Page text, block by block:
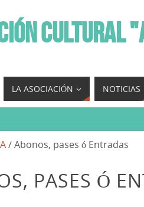
CULTURAL
LA ASOCIACIÓN NOTICIAS
/ Abonos, pases ó Entradas
PASES Ó